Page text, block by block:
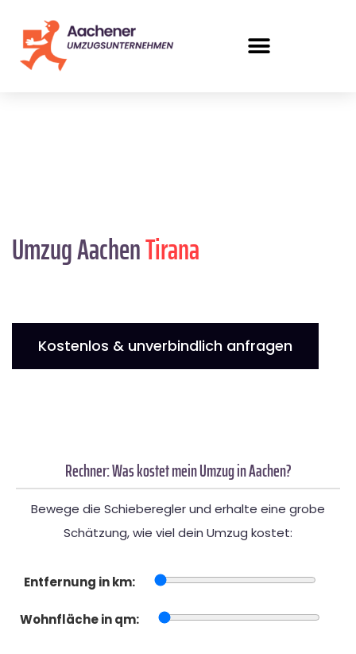
Umzug AachenTirana
Kostenlos & unverbindlich anfragen
Rechner: Was kostet mein Umzug in Aachen?
Bewege die Schieberegler und erhalte eine grobe
Schätzung, wie viel dein Umzug kostet:
Entfernung in km:
Wohnfläche in qm: